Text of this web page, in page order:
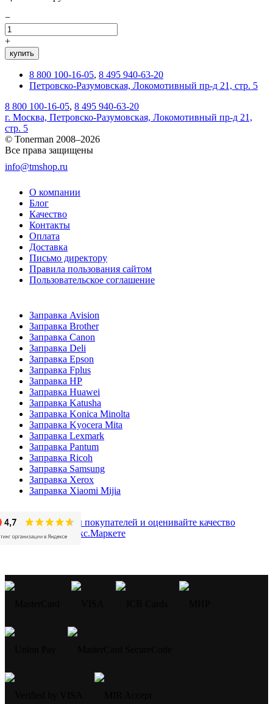
−
+
купить
8 800 100-16-05, 8 495 940-63-20
Петровско-Разумовская, Локомотивный пр-д 21, стр. 5
8 800 100-16-05, 8 495 940-63-20
г. Москва, Петровско-Разумовская, Локомотивный пр-д 21,
стр. 5
© Tonerman 2008–2026
Все права защищены
info@tmshop.ru
О компании
Блог
Качество
Контакты
Оплата
Доставка
Письмо директору
Правила пользования сайтом
Пользовательское соглашение
Заправка Avision
Заправка Brother
Заправка Canon
Заправка Deli
Заправка Epson
Заправка Fplus
Заправка HP
Заправка Huawei
Заправка Katusha
Заправка Konica Minolta
Заправка Kyocera Mita
Заправка Lexmark
Заправка Pantum
Заправка Ricoh
Заправка Samsung
Заправка Xerox
Заправка Xiaomi Mijia